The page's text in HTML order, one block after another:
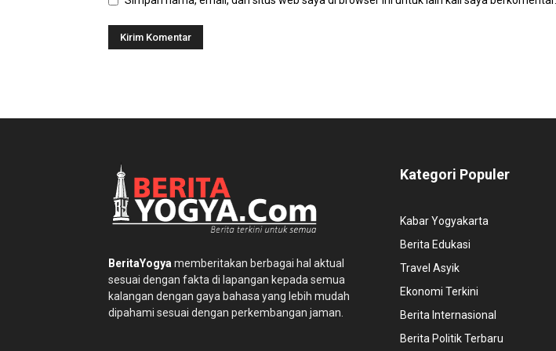
BeritaYogya memberitakan berbagai hal aktual
sesuai dengan fakta di lapangan kepada semua
kalangan dengan gaya bahasa yang lebih mudah
dipahami sesuai dengan perkembangan jaman.
Kategori Populer
Kabar Yogyakarta
Berita Edukasi
Travel Asyik
Ekonomi Terkini
Berita Internasional
Berita Politik Terbaru